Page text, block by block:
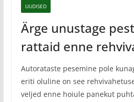
UUDISED
Ärge unustage
rattaid enne
Autorataste pesemine pole
eriti oluline on see
veljed enne hoiule panekut